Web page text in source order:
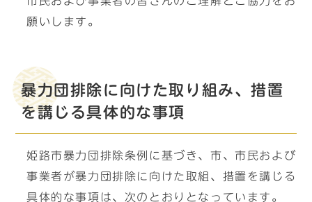
願いします。
暴力団排除に向けた取り組み、措置
を講じる具体的な事項
姫路市暴力団排除条例に基づき、市、市民および
事業者が暴力団排除に向けた取組、措置を講じる
具体的な事項は、次のとおりとなっています。